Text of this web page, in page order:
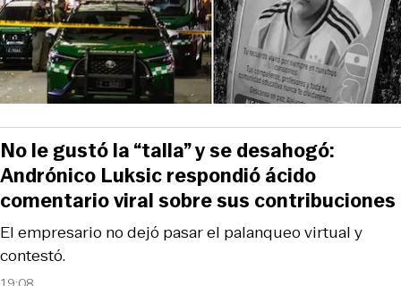
El empresario no dejó pasar el palanqueo virtual y
contestó.
No le gustó la “talla” y se desahogó:
Andrónico Luksic respondió ácido
comentario viral sobre sus contribuciones